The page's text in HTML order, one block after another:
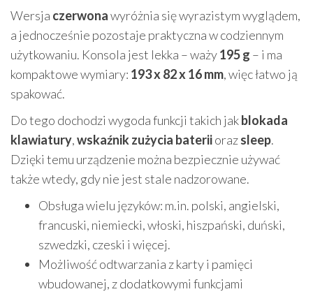
Wersja czerwonawyróżnia się wyrazistym wyglądem,
a jednocześnie pozostaje praktyczna w codziennym
użytkowaniu. Konsola jest lekka – waży195 g – i ma
kompaktowe wymiary: 193 x 82 x 16 mm, więc łatwo ją
spakować.
Do tego dochodzi wygoda funkcji takich jakblokada
klawiatury,wskaźnik zużycia bateriiorazsleep.
Dzięki temu urządzenie można bezpiecznie używać
także wtedy, gdy nie jest stale nadzorowane.
Obsługa wielu języków: m.in. polski, angielski,
francuski, niemiecki, włoski, hiszpański, duński,
szwedzki, czeski i więcej.
Możliwość odtwarzania z karty i pamięci
wbudowanej, z dodatkowymi funkcjami